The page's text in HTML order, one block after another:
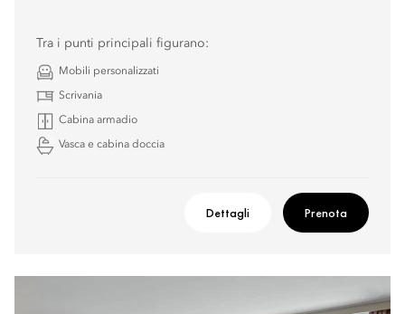
Tra i punti principali figurano:
Mobili personalizzati
Scrivania
Cabina armadio
Vasca e cabina doccia
Dettagli Prenota